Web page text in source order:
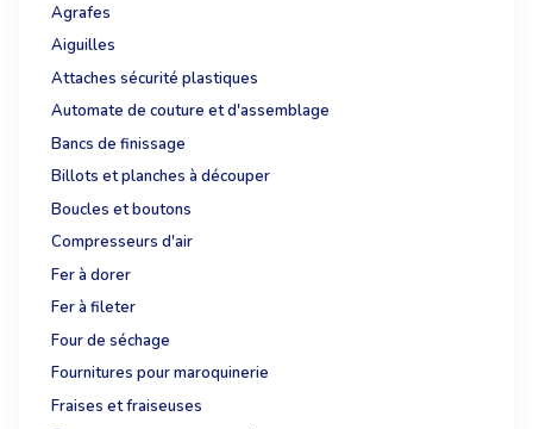
Agrafes
Aiguilles
Attaches sécurité plastiques
Automate de couture et d'assemblage
Bancs de finissage
Billots et planches à découper
Boucles et boutons
Compresseurs d'air
Fer à dorer
Fer à fileter
Four de séchage
Fournitures pour maroquinerie
Fraises et fraiseuses